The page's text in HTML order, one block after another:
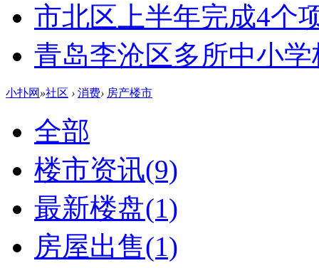
市北区上半年完成4个
青岛李沧区多所中小
小扑网 »社区 › 消费› 房产楼市
全部
楼市资讯(9)
最新楼盘(1)
房屋出售(1)